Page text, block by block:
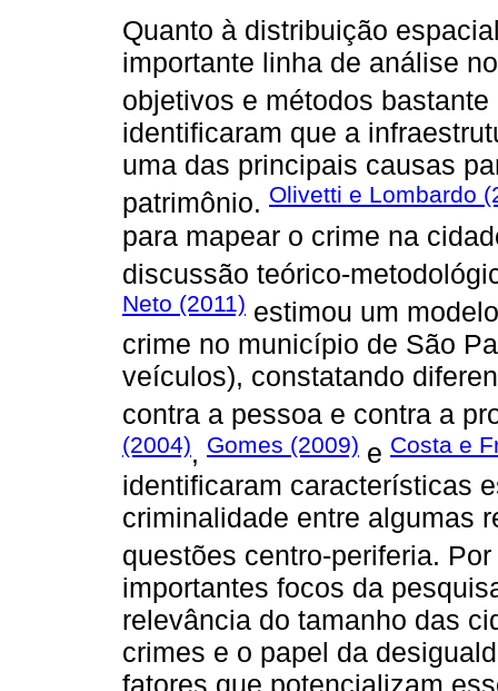
Quanto à distribuição
importante linha de análise
objetivos e métodos
identificaram que a
uma das principais causas
patrimônio. Olivetti e Lombardo
para mapear o crime na
discussão teórico-
Neto (2011) estimou um
crime no município de São
veículos), constatando
contra a pessoa e contra a
(2004), Gomes (2009) e Costa e
identificaram características
criminalidade entre algumas
questões centro-periferia.
importantes focos da
relevância do tamanho das
crimes e o papel da
fatores que potencializam